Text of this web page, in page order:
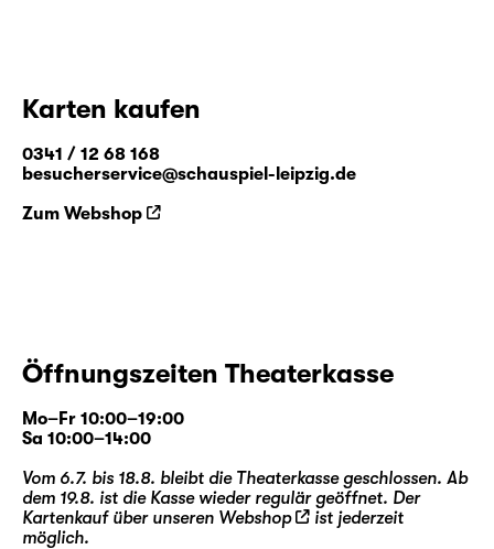
Karten kaufen
0341 / 12 68 168
besucherservice@schauspiel-leipzig.de
Zum Webshop
Öffnungszeiten Theaterkasse
Mo–Fr 10:00–19:00
Sa 10:00–14:00
Vom 6.7. bis 18.8. bleibt die Theaterkasse geschlossen. Ab
dem 19.8. ist die Kasse wieder regulär geöffnet. Der
Kartenkauf über unseren Webshop
ist jederzeit
möglich.